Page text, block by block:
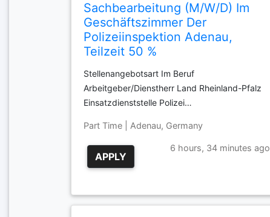
Sachbearbeitung (M/W/D) Im
Geschäftszimmer Der
Polizeiinspektion Adenau,
Teilzeit 50 %
Stellenangebotsart Im Beruf
Arbeitgeber/Dienstherr Land Rheinland-Pfalz
Einsatzdienststelle Polizei…
Part Time | Adenau, Germany
APPLY
6 hours, 34 minutes ago